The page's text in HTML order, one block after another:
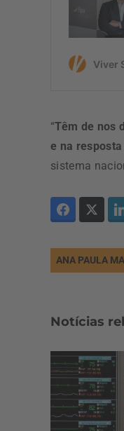
“Têm de nos
e na
sistema
ANA PAULA
Notícias